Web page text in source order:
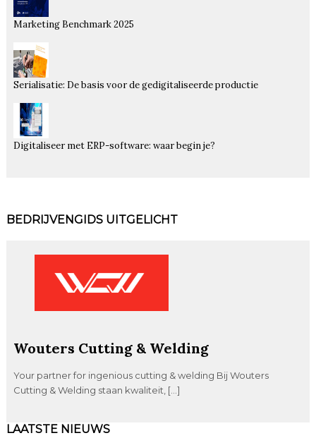
Marketing Benchmark 2025
Serialisatie: De basis voor de gedigitaliseerde productie
Digitaliseer met ERP-software: waar begin je?
BEDRIJVENGIDS UITGELICHT
Wouters Cutting & Welding
Your partner for ingenious cutting & welding Bij Wouters
Cutting & Welding staan kwaliteit, […]
LAATSTE NIEUWS